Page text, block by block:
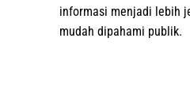
informasi menjadi lebih
mudah dipahami publik.